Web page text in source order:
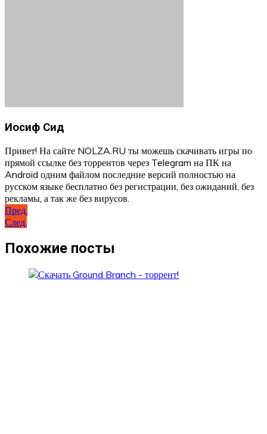
Иосиф Сид
Привет! На сайте NOLZA.RU ты можешь скачивать игры по
прямой ссылке без торрентов через Telegram на ПК на
Android одним файлом последние версий полностью на
русском языке бесплатно без регистрации, без ожиданий, без
рекламы, а так же без вирусов.
Навигация
по
записям
Пред.
След.
Похожие посты